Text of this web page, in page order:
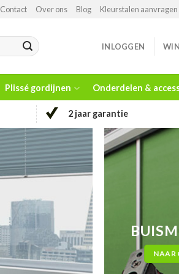
Contact Over ons Blog Kleurstalen aanvragen
INLOGGEN
Plissé gordijnen Onderdelen &
2 jaar garantie
NAAR